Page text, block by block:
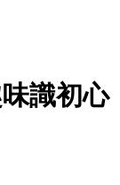
識初心